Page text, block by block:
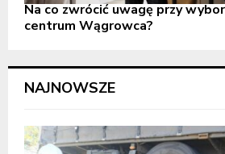
Na co zwrócić uwagę przy
centrum Wągrowca?
NAJNOWSZE